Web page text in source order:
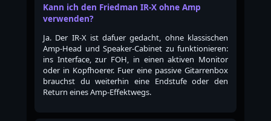
Kann ich den Friedman IR-X ohne Amp
verwenden?
Ja. Der IR-X ist dafuer gedacht, ohne klassischen
Amp-Head und Speaker-Cabinet zu funktionieren:
ins Interface, zur FOH, in einen aktiven Monitor
oder in Kopfhoerer. Fuer eine passive Gitarrenbox
brauchst du weiterhin eine Endstufe oder den
Return eines Amp-Effektwegs.